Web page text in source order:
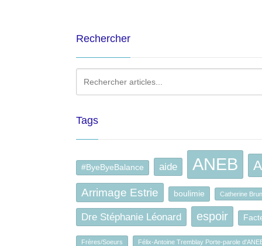
Rechercher
Tags
#ByeByeBalance aide ANEB
Arrimage Estrie boulimie Catherine
Dre Stéphanie Léonard espoir
Frères/Soeurs Félix-Antoine Tremblay Porte-parole